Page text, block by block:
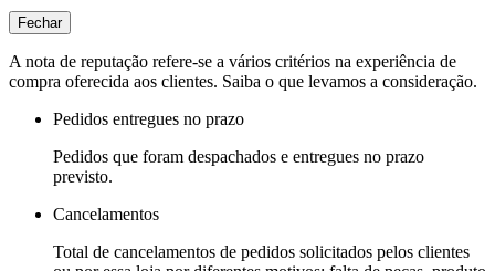
Fechar
A nota de reputação refere-se a vários critérios na experiência de
compra oferecida aos clientes. Saiba o que levamos a consideração.
Pedidos entregues no prazo
Pedidos que foram despachados e entregues no prazo
previsto.
Cancelamentos
Total de cancelamentos de pedidos solicitados pelos clientes